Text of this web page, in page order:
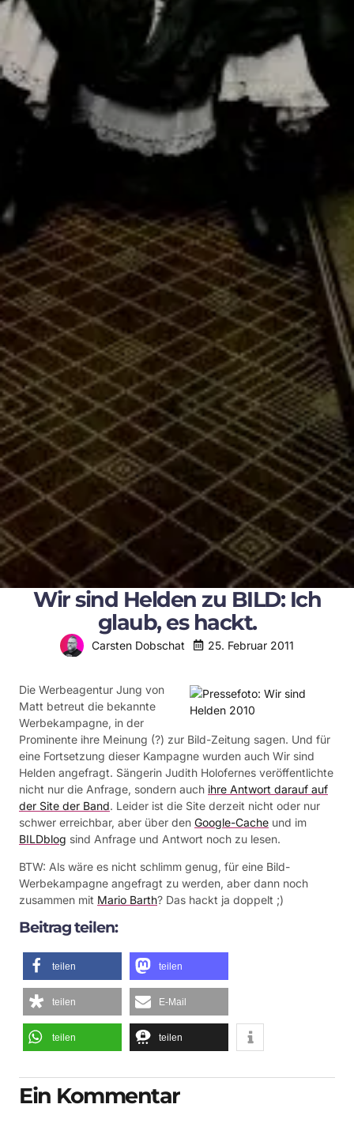
Wir sind Helden zu BILD: Ich
glaub, es hackt.
Carsten Dobschat 25. Februar 2011
Die Werbeagentur Jung von
Matt betreut die bekannte
Werbekampagne, in der
Prominente ihre Meinung (?) zur Bild-Zeitung sagen. Und für
eine Fortsetzung dieser Kampagne wurden auch Wir sind
Helden angefragt. Sängerin Judith Holofernes veröffentlichte
nicht nur die Anfrage, sondern auch ihre Antwort darauf auf
der Site der Band. Leider ist die Site derzeit nicht oder nur
schwer erreichbar, aber über den Google-Cache und im
BILDblog sind Anfrage und Antwort noch zu lesen.
BTW: Als wäre es nicht schlimm genug, für eine Bild-
Werbekampagne angefragt zu werden, aber dann noch
zusammen mit Mario Barth? Das hackt ja doppelt ;)
Beitrag teilen:
teilen teilen
teilen E-Mail
teilen teilen
Ein Kommentar